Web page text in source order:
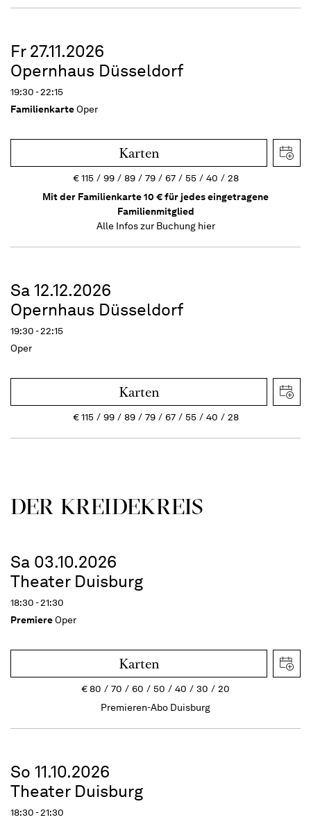
Fr 27.11.2026
Opernhaus Düsseldorf
19:30 - 22:15
FamilienkarteOper
Karten
€115 99 89 79 67 55 40
28
Mit der Familienkarte 10 € für jedes eingetragene
Familienmitglied
Alle Infos zur Buchung hier
Sa 12.12.2026
Opernhaus Düsseldorf
19:30 - 22:15
Oper
Karten
€115 99 89 79 67 55 40 28
DER KREIDE­KREIS
Sa 03.10.2026
Theater Duisburg
18:30 - 21:30
PremiereOper
Karten
€80 70 60 50 40 30
20
Premieren-Abo Duisburg
So 11.10.2026
Theater Duisburg
18:30 - 21:30